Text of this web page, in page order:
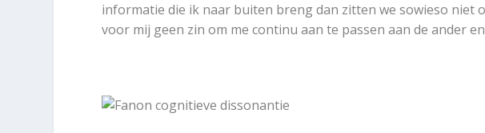
informatie die ik naar buiten breng dan zitten we sowieso niet
voor mij geen zin om me continu aan te passen aan de ander